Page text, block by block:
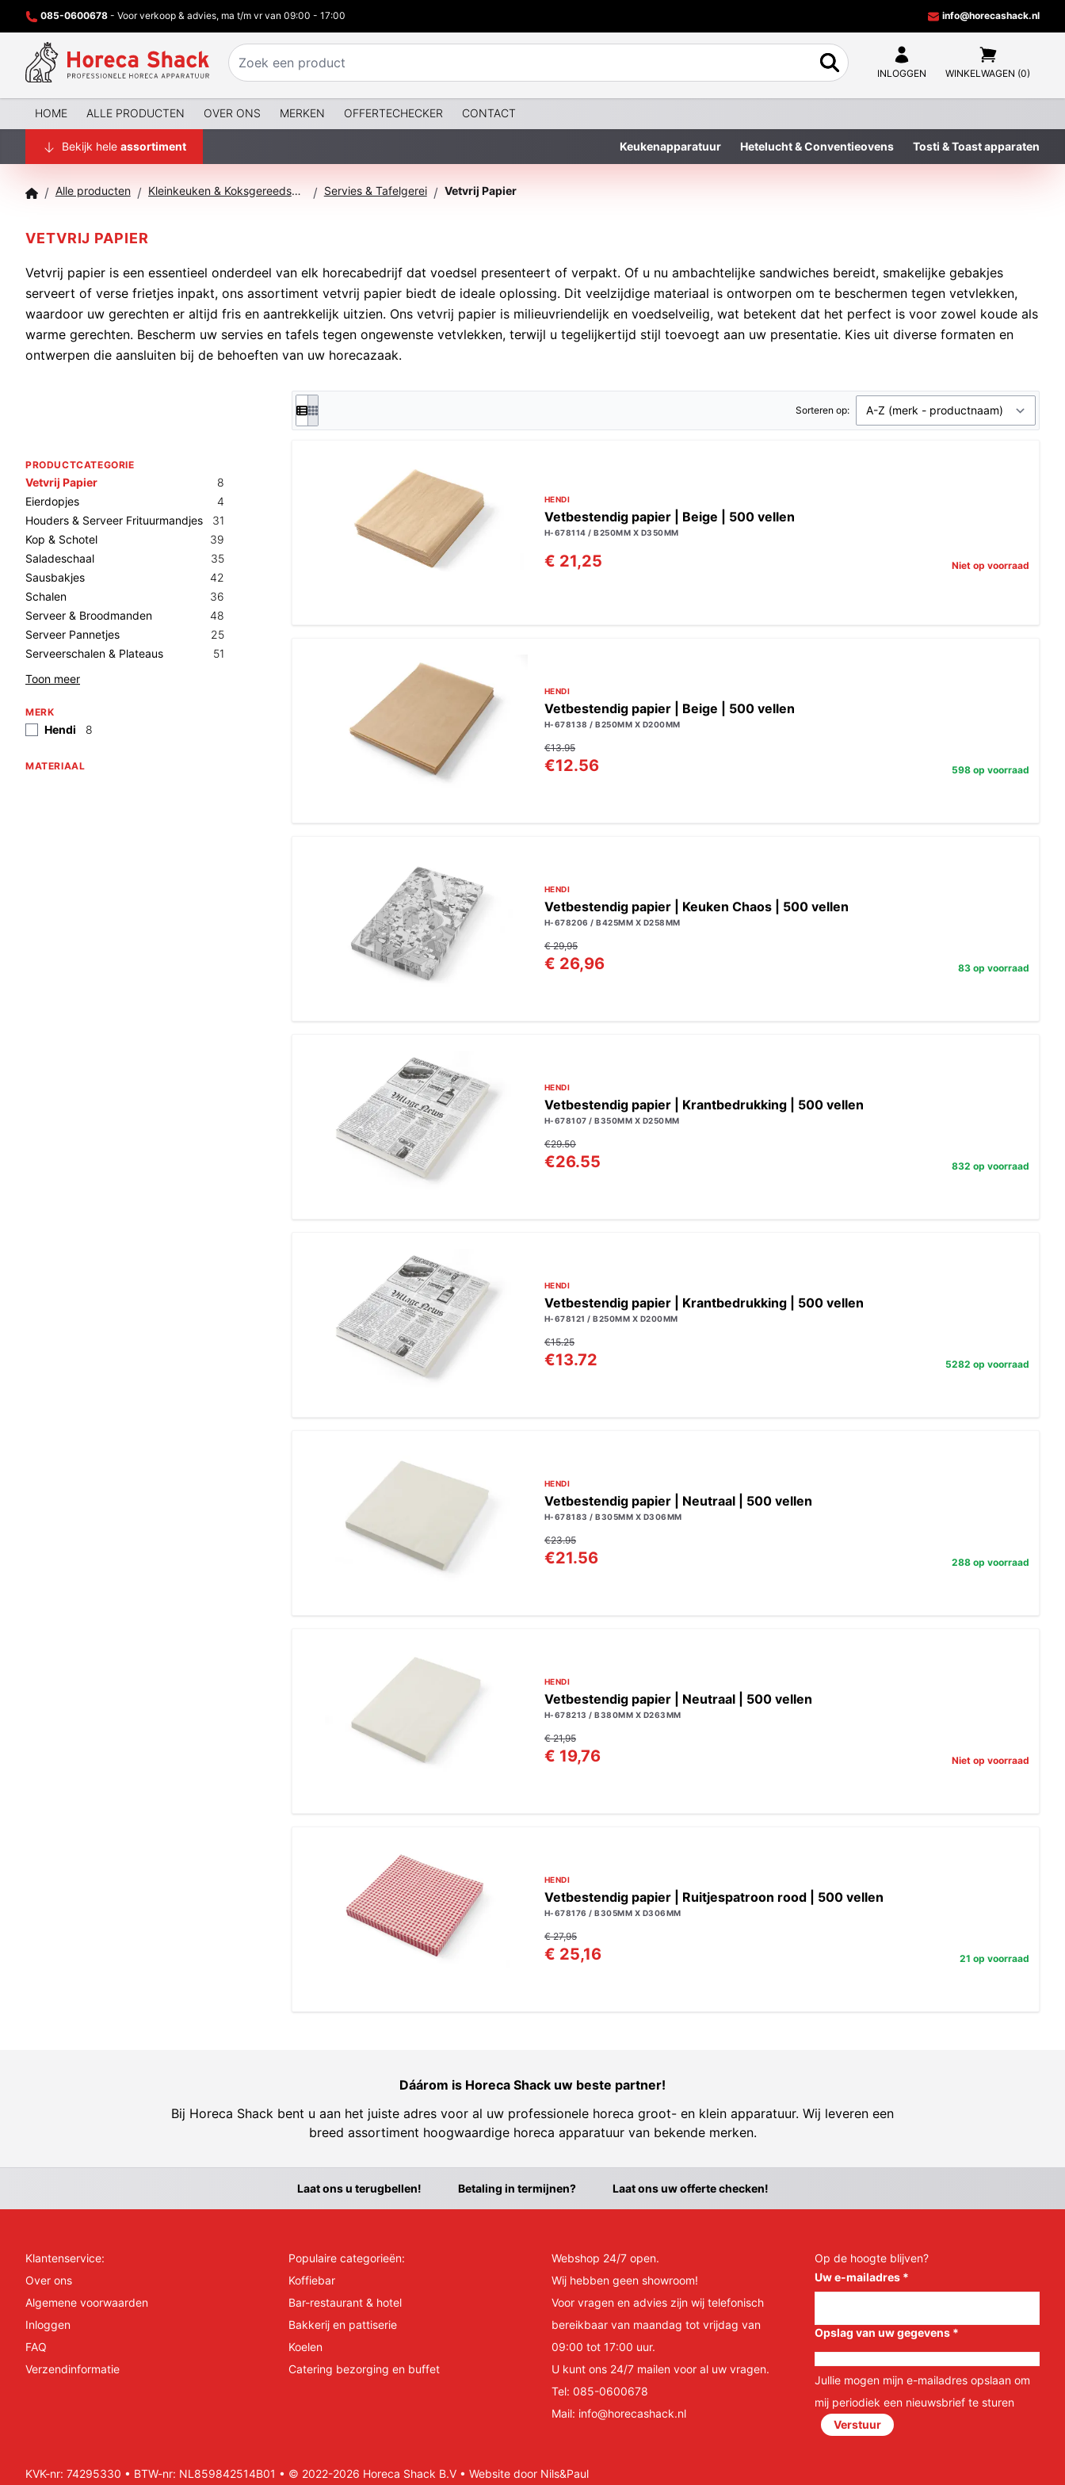
085-0600678 - Voor verkoop & advies, ma t/m vr van 09:00 - 17:00 info@horecashack.nl
INLOGGEN WINKELWAGEN (0)
HOME ALLE PRODUCTEN OVER ONS MERKEN OFFERTECHECKER CONTACT
Bekijk hele assortiment Keukenapparatuur Hetelucht & Conventieovens Tosti & Toast apparaten
/ Alle producten / Kleinkeuken & Koksgereedschap / Servies & Tafelgerei / Vetvrij Papier
VETVRIJ PAPIER
Vetvrij papier is een essentieel onderdeel van elk horecabedrijf dat voedsel presenteert of verpakt. Of u nu ambachtelijke sandwiches bereidt, smakelijke gebakjes
serveert of verse frietjes inpakt, ons assortiment vetvrij papier biedt de ideale oplossing. Dit veelzijdige materiaal is ontworpen om te beschermen tegen vetvlekken,
waardoor uw gerechten er altijd fris en aantrekkelijk uitzien. Ons vetvrij papier is milieuvriendelijk en voedselveilig, wat betekent dat het perfect is voor zowel koude als
warme gerechten. Bescherm uw servies en tafels tegen ongewenste vetvlekken, terwijl u tegelijkertijd stijl toevoegt aan uw presentatie. Kies uit diverse formaten en
ontwerpen die aansluiten bij de behoeften van uw horecazaak.
Sorteren op:
PRODUCTCATEGORIE
Vetvrij Papier
8
Eierdopjes
4
Houders & Serveer Frituurmandjes
31
Kop & Schotel
39
Saladeschaal
35
Sausbakjes
42
Schalen
36
Serveer & Broodmanden
48
Serveer Pannetjes
25
Serveerschalen & Plateaus
51
Toon meer
MERK
Hendi 8
MATERIAAL
HENDI
Vetbestendig papier | Beige | 500 vellen
H-678114 / B250MM X D350MM
€ 21,25 Niet op voorraad
HENDI
Vetbestendig papier | Beige | 500 vellen
H-678138 / B250MM X D200MM
€13.95
€12.56 598 op voorraad
HENDI
Vetbestendig papier | Keuken Chaos | 500 vellen
H-678206 / B425MM X D258MM
€ 29,95
€ 26,96 83 op voorraad
HENDI
Vetbestendig papier | Krantbedrukking | 500 vellen
H-678107 / B350MM X D250MM
€29.50
€26.55 832 op voorraad
HENDI
Vetbestendig papier | Krantbedrukking | 500 vellen
H-678121 / B250MM X D200MM
€15.25
€13.72 5282 op voorraad
HENDI
Vetbestendig papier | Neutraal | 500 vellen
H-678183 / B305MM X D306MM
€23.95
€21.56 288 op voorraad
HENDI
Vetbestendig papier | Neutraal | 500 vellen
H-678213 / B380MM X D263MM
€ 21,95
€ 19,76 Niet op voorraad
HENDI
Vetbestendig papier | Ruitjespatroon rood | 500 vellen
H-678176 / B305MM X D306MM
€ 27,95
€ 25,16 21 op voorraad
Dáárom is Horeca Shack uw beste partner!
Bij Horeca Shack bent u aan het juiste adres voor al uw professionele horeca groot- en klein apparatuur. Wij leveren een
breed assortiment hoogwaardige horeca apparatuur van bekende merken.
Laat ons u terugbellen! Betaling in termijnen? Laat ons uw offerte checken!
Klantenservice:
Over ons
Algemene voorwaarden
Inloggen
FAQ
Verzendinformatie
Populaire categorieën:
Koffiebar
Bar-restaurant & hotel
Bakkerij en pattiserie
Koelen
Catering bezorging en buffet
Webshop 24/7 open.
Wij hebben geen showroom!
Voor vragen en advies zijn wij telefonisch
bereikbaar van maandag tot vrijdag van
09:00 tot 17:00 uur.
U kunt ons 24/7 mailen voor al uw vragen.
Tel: 085-0600678
Mail: info@horecashack.nl
Op de hoogte blijven?
Uw e-mailadres *
Opslag van uw gegevens *
Jullie mogen mijn e-mailadres opslaan om
mij periodiek een nieuwsbrief te sturen
Verstuur
KVK-nr: 74295330 • BTW-nr: NL859842514B01 • © 2022-2026 Horeca Shack B.V • Website door Nils&Paul